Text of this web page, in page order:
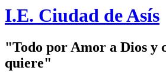
I.E. Ciudad de Asís
"Todo por Amor a Dios y
quiere"